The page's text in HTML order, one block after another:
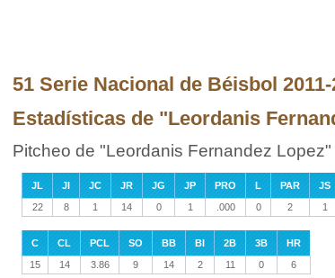
51 Serie Nacional de Béisbol 2011-
Estadísticas de "Leordanis
Pitcheo de "Leordanis Fernandez Lopez"
JL JI JC JR JG JP PRO L PAR JS
22
8 1 14 0 1 .000 0 2 1
C CL PCL SO BB BI 2B 3B
HR
15
14 3.86 9 14 2 11 0 6